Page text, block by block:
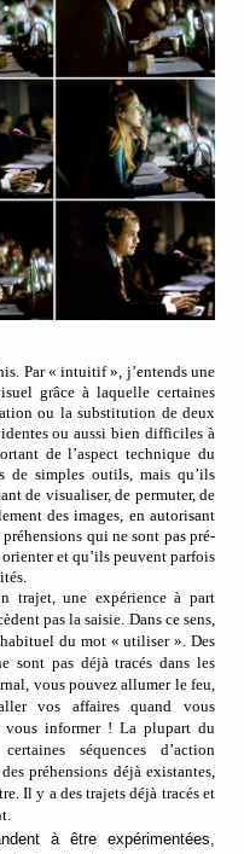
Par « intuitif », j’entends une
grâce à laquelle certaines
ou la substitution de deux
ou aussi bien difficiles à
de l’aspect technique du
de simples outils, mais qu’ils
de visualiser, de permuter, de
des images, en autorisant
préhensions qui ne sont pas pré-
et qu’ils peuvent parfois
trajet, une expérience à part
pas la saisie. Dans ce sens,
du mot « utiliser ». Des
sont pas déjà tracés dans les
vous pouvez allumer le feu,
vos affaires quand vous
vous informer ! La plupart du
séquences d’action
préhensions déjà existantes,
Il y a des trajets déjà tracés et
à être expérimentées,